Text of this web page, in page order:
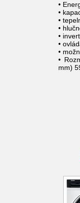
•
•
•
•
•
•
•
•
mm)